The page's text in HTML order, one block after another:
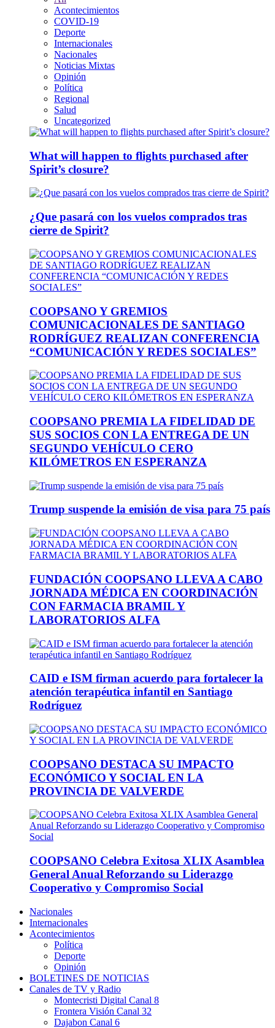
Acontecimientos
COVID-19
Deporte
Internacionales
Nacionales
Noticias Mixtas
Opinión
Política
Regional
Salud
Uncategorized
What will happen to flights purchased after
Spirit’s closure?
¿Que pasará con los vuelos comprados tras
cierre de Spirit?
COOPSANO Y GREMIOS
COMUNICACIONALES DE SANTIAGO
RODRÍGUEZ REALIZAN CONFERENCIA
“COMUNICACIÓN Y REDES SOCIALES”
COOPSANO PREMIA LA FIDELIDAD DE
SUS SOCIOS CON LA ENTREGA DE UN
SEGUNDO VEHÍCULO CERO
KILÓMETROS EN ESPERANZA
Trump suspende la emisión de visa para 75 país
FUNDACIÓN COOPSANO LLEVA A CABO
JORNADA MÉDICA EN COORDINACIÓN
CON FARMACIA BRAMIL Y
LABORATORIOS ALFA
CAID e ISM firman acuerdo para fortalecer la
atención terapéutica infantil en Santiago
Rodríguez
COOPSANO DESTACA SU IMPACTO
ECONÓMICO Y SOCIAL EN LA
PROVINCIA DE VALVERDE
COOPSANO Celebra Exitosa XLIX Asamblea
General Anual Reforzando su Liderazgo
Cooperativo y Compromiso Social
Nacionales
Internacionales
Acontecimientos
Política
Deporte
Opinión
BOLETINES DE NOTICIAS
Canales de TV y Radio
Montecristi Digital Canal 8
Frontera Visión Canal 32
Dajabon Canal 6